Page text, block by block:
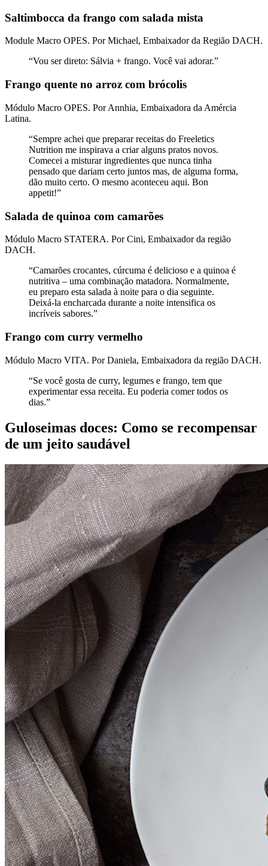
Saltimbocca da frango com salada mista
Module Macro OPES. Por Michael, Embaixador da Região DACH.
“Vou ser direto: Sálvia + frango. Você vai adorar.”
Frango quente no arroz com brócolis
Módulo Macro OPES. Por Annhia, Embaixadora da Amércia
Latina.
“Sempre achei que preparar receitas do Freeletics
Nutrition me inspirava a criar alguns pratos novos.
Comecei a misturar ingredientes que nunca tinha
pensado que dariam certo juntos mas, de alguma forma,
dão muito certo. O mesmo aconteceu aqui. Bon
appetit!”
Salada de quinoa com camarões
Módulo Macro STATERA. Por Cini, Embaixador da região
DACH.
“Camarões crocantes, cúrcuma é delicioso e a quinoa é
nutritiva – uma combinação matadora. Normalmente,
eu preparo esta salada à noite para o dia seguinte.
Deixá-la encharcada durante a noite intensifica os
incríveis sabores.”
Frango com curry vermelho
Módulo Macro VITA. Por Daniela, Embaixadora da região DACH.
“Se você gosta de curry, legumes e frango, tem que
experimentar essa receita. Eu poderia comer todos os
dias.”
Guloseimas doces: Como se recompensar
de um jeito saudável